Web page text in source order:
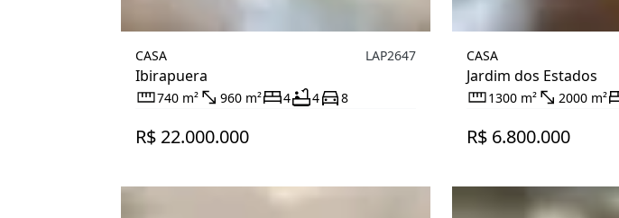
CASA
Ibirapuera
LAP2647
740 m² 960 m² 4 4 8
R$ 22.000.000
CASA
Jardim dos Estados
1300 m² 2000 m²
R$ 6.800.000